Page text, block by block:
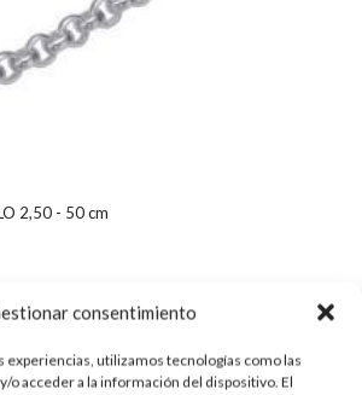
consentimiento
experiencias, utilizamos tecnologías como las
o acceder a la información del dispositivo. El
2,50 - 50 cm